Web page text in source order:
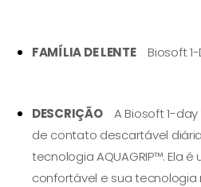
FAMÍLIA DE LENTE⠀ Biosoft
DESCRIÇÃO⠀ A Biosoft 1-
de contato descartável
tecnologia AQUAGRIP™. Ela
confortável e sua